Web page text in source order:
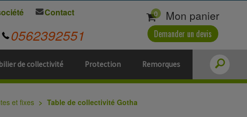
de collectivité Protection Remorques
Contact
0562392551
0 Mon panier
Demander un devis
et fixes Table de collectivité Gotha